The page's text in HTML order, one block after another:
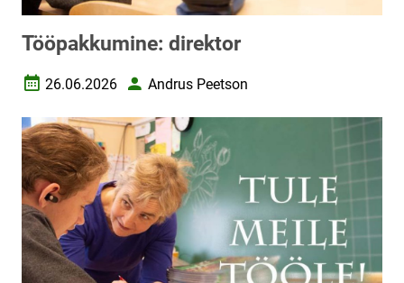
Tööpakkumine: direktor
Loomise kuupäev
26.06.2026 AutorAndrus Peetson